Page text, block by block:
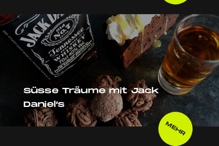
Süsse Träume mit Jack
Daniel’s
MEHR